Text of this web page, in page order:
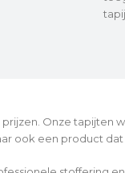
Onze
ook een product